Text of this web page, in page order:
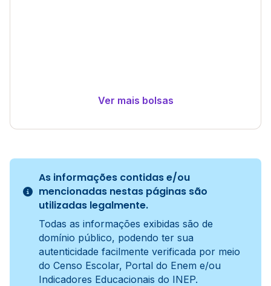
Ver mais bolsas
As informações contidas e/ou
mencionadas nestas páginas são
utilizadas legalmente.
Todas as informações exibidas são de
domínio público, podendo ter sua
autenticidade facilmente verificada por meio
do Censo Escolar, Portal do Enem e/ou
Indicadores Educacionais do INEP.